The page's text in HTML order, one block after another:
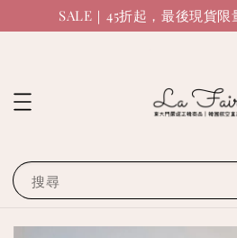
SALE｜45折起，最後現貨限
搜尋